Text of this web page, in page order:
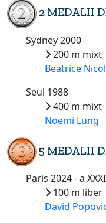
2 MEDALII
Sydney 2000
200 m mixt
Beatrice
Seul 1988
400 m mixt
Noemi Lung
5 MEDALII
Paris 2024 - a
100 m liber
David